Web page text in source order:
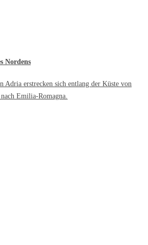
Nordens
Adria erstrecken sich entlang der Küste von
Emilia-Romagna.